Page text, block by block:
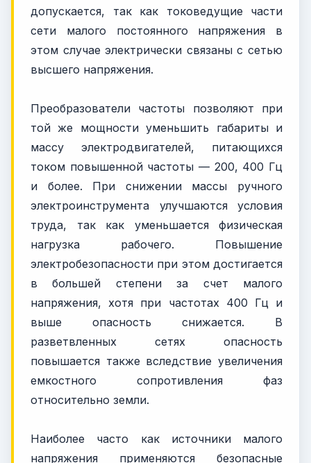
допускается, так как токоведущие части
сети малого постоянного напряжения в
этом случае электрически связаны с сетью
высшего напряжения.
Преобразователи частоты позволяют при
той же мощности уменьшить габариты и
массу электродвигателей, питающихся
током повышенной частоты — 200, 400 Гц
и более. При снижении массы ручного
электроинструмента улучшаются условия
труда, так как уменьшается физическая
нагрузка рабочего. Повышение
электробезопасности при этом достигается
в большей степени за счет малого
напряжения, хотя при частотах 400 Гц и
выше опасность снижается. В
разветвленных сетях опасность
повышается также вследствие увеличения
емкостного сопротивления фаз
относительно земли.
Наиболее часто как источники малого
напряжения применяются безопасные